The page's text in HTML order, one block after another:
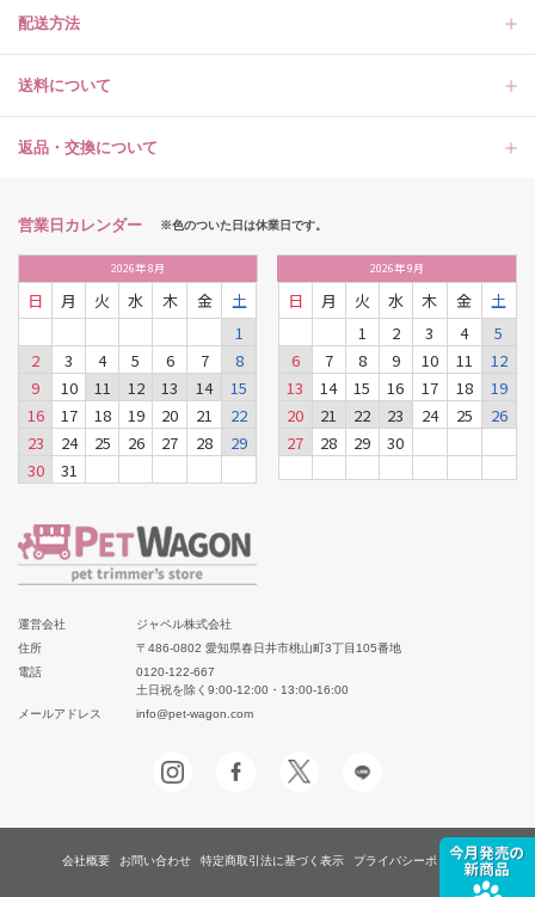
配送方法
送料について
返品・交換について
営業日カレンダー ※色のついた日は休業日です。
2026年8月
日 月 火 水 木 金
土
1
2
3 4 5 6 7
8
9
10 11 12 13 14
15
16
17 18 19 20 21
22
23
24 25 26 27 28
29
30
31
2026年9月
日 月 火 水 木 金
土
1
2 3 4
5
6
7 8 9 10 11
12
13
14 15 16 17 18
19
20
21 22 23 24 25
26
27
28 29 30
運営会社
ジャペル株式会社
住所
〒486-0802 愛知県春日井市桃山町3丁目105番地
電話
0120-122-667
土日祝を除く9:00-12:00・13:00-16:00
メールアドレス
info@pet-wagon.com
会社概要 お問い合わせ 特定商取引法に基づく表示 プライバシーポリシー